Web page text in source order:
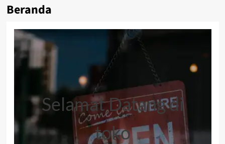
Beranda
Selamat Datang di
toko